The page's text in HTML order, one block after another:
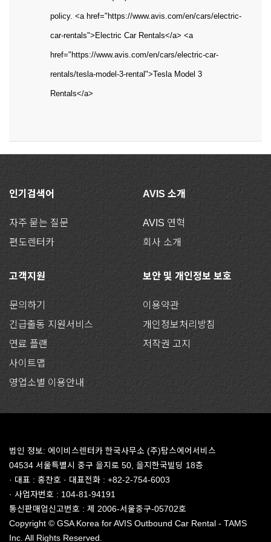
policy. <a href="https://www.avis.com/en/cars/electric-
car-rentals">Electric Car Rentals</a> <a
href="https://www.avis.com/en/cars/electric-car-
rentals/tesla-model-3-rental">Tesla Model 3
Rentals</a>
인기검색어
자주 묻는 질문
편도렌터카
AVIS 소개
AVIS 연혁
회사 소개
고객지원
문의하기
긴급출동 지원서비스
연료 플랜
사이트맵
영업소별 이용안내
보안 및 개인정보 보호
이용약관
개인정보처리방침
저작권 고지
법인 정보: 에이비스렌터카 한국사무소 (주)탐스에어서비스
04534 서울특별시 중구 을지로 50, 을지한국빌딩 18층
· 대표 : 홍찬호 · 대표전화 : +82-2-754-6003
· 사업자번호 : 104-81-94191
통신판매업신고번호 : 제 2006-서울중구-05702호
Copyright © GSA Korea for AVIS Outbound Car Rental - TAMS
Inc. All Rights Reserved.